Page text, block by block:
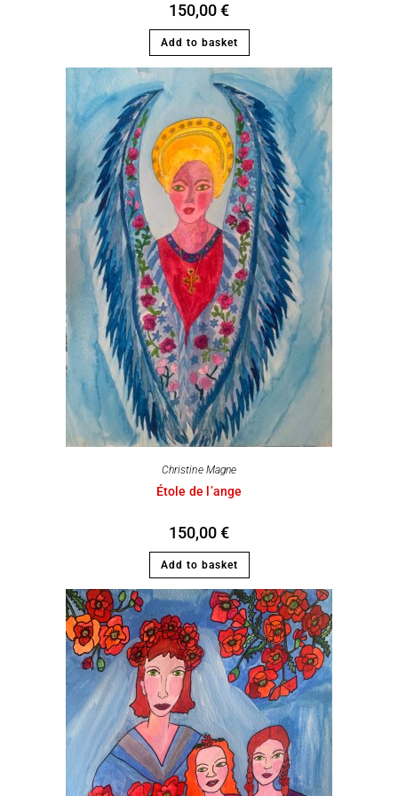
150,00€
Add to basket
Christine Magne
Étole de l’ange
150,00€
Add to basket